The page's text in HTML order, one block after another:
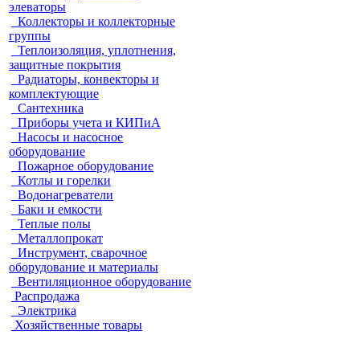
элеваторы
Коллекторы и коллекторные
группы
Теплоизоляция, уплотнения,
защитные покрытия
Радиаторы, конвекторы и
комплектующие
Сантехника
Приборы учета и КИПиА
Насосы и насосное
оборудование
Пожарное оборудование
Котлы и горелки
Водонагреватели
Баки и емкости
Теплые полы
Металлопрокат
Инструмент, сварочное
оборудование и материалы
Вентиляционное оборудование
Распродажа
Электрика
Хозяйственные товары